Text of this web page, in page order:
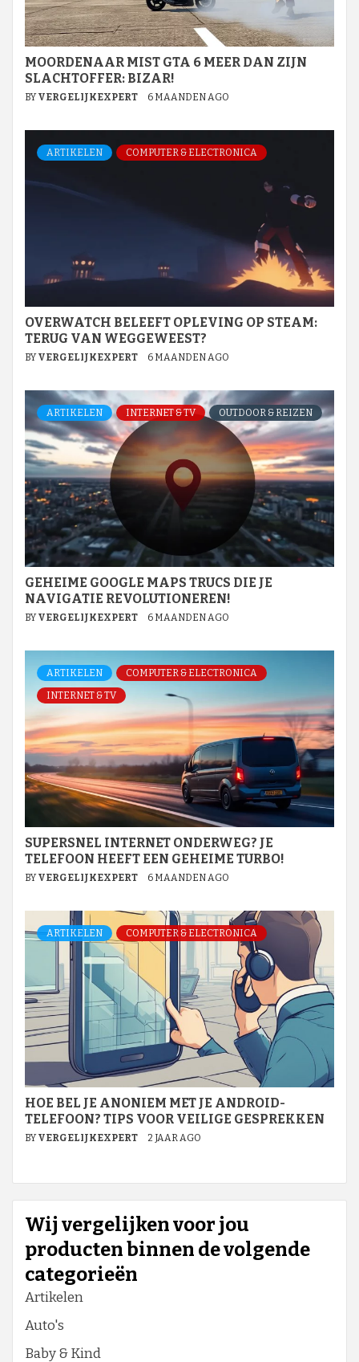
MOORDENAAR MIST GTA 6 MEER DAN ZIJN
SLACHTOFFER: BIZAR!
BY VERGELIJKEXPERT 6 MAANDEN AGO
ARTIKELEN COMPUTER & ELECTRONICA
OVERWATCH BELEEFT OPLEVING OP STEAM:
TERUG VAN WEGGEWEEST?
BY VERGELIJKEXPERT 6 MAANDEN AGO
ARTIKELEN INTERNET & TV OUTDOOR & REIZEN
GEHEIME GOOGLE MAPS TRUCS DIE JE
NAVIGATIE REVOLUTIONEREN!
BY VERGELIJKEXPERT 6 MAANDEN AGO
ARTIKELEN
COMPUTER & ELECTRONICA
INTERNET & TV
SUPERSNEL INTERNET ONDERWEG? JE
TELEFOON HEEFT EEN GEHEIME TURBO!
BY VERGELIJKEXPERT 6 MAANDEN AGO
ARTIKELEN COMPUTER & ELECTRONICA
HOE BEL JE ANONIEM MET JE ANDROID-
TELEFOON? TIPS VOOR VEILIGE GESPREKKEN
BY VERGELIJKEXPERT 2 JAAR AGO
Wij vergelijken voor jou
producten binnen de volgende
categorieën
Artikelen
Auto's
Baby & Kind